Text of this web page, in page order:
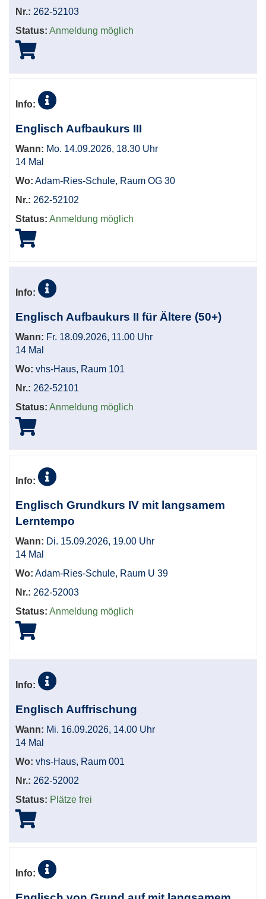
Nr.: 262-52103
Status: Anmeldung möglich
Info:
Englisch Aufbaukurs III
Wann: Mo. 14.09.2026, 18.30 Uhr
14 Mal
Wo: Adam-Ries-Schule, Raum OG 30
Nr.: 262-52102
Status: Anmeldung möglich
Info:
Englisch Aufbaukurs II für Ältere (50+)
Wann: Fr. 18.09.2026, 11.00 Uhr
14 Mal
Wo: vhs-Haus, Raum 101
Nr.: 262-52101
Status: Anmeldung möglich
Info:
Englisch Grundkurs IV mit langsamem
Lerntempo
Wann: Di. 15.09.2026, 19.00 Uhr
14 Mal
Wo: Adam-Ries-Schule, Raum U 39
Nr.: 262-52003
Status: Anmeldung möglich
Info:
Englisch Auffrischung
Wann: Mi. 16.09.2026, 14.00 Uhr
14 Mal
Wo: vhs-Haus, Raum 001
Nr.: 262-52002
Status: Plätze frei
Info: